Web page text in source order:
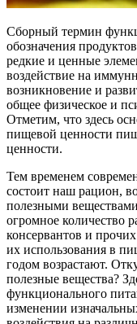
Сборный термин
обозначения
редкие и ценные
воздействие на
возникновение и
общее физическое и
Отметим, что здесь
пищевой ценности
ценности.
Тем временем
состоит наш рацион,
полезными
огромное количество
консервантов и
их использования в
годом возрастают.
полезные вещества?
функционального
изменении